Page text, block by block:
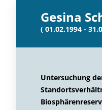
Gesina
( 01.02.1994 -
Untersuchung